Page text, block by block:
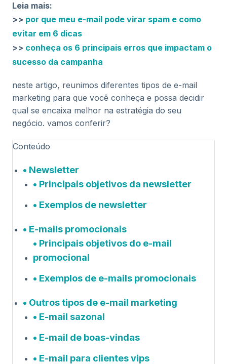
Leia mais:
>> por que meu e-mail pode virar spam e como
evitar em 6 dicas
>> conheça os 6 principais erros que impactam o
sucesso da campanha
neste artigo, reunimos diferentes tipos de e-mail
marketing para que você conheça e possa decidir
qual se encaixa melhor na estratégia do seu
negócio. vamos conferir?
Conteúdo
Newsletter
Principais objetivos da newsletter
Exemplos de newsletter
E-mails promocionais
Principais objetivos do e-mail
promocional
Exemplos de e-mails promocionais
Outros tipos de e-mail marketing
E-mail sazonal
E-mail de boas-vindas
E-mail para clientes vips